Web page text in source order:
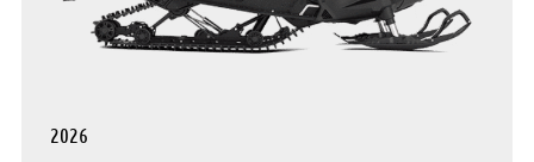
2026